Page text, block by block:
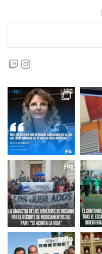
Twitch